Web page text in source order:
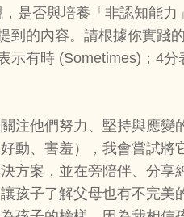
是否與培養「非認知能力
到的內容。請根據你實
示有時 (Sometimes)；4
注他們努力、堅持與應變
動、害羞），我會嘗試將
方案，並在旁陪伴、分享
孩子了解父母也有不完美